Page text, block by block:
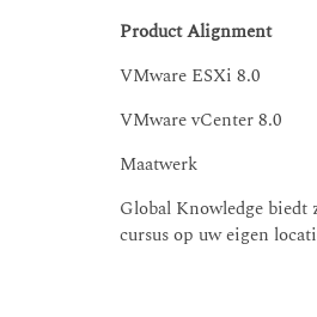
Product Alignment
VMware ESXi 8.0
VMware vCenter 8.0
Maatwerk
Global Knowledge biedt
cursus op uw eigen